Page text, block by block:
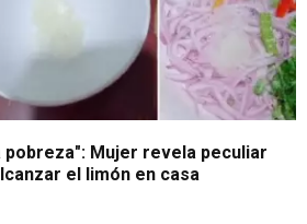
pobreza": Mujer revela peculiar
el limón en casa